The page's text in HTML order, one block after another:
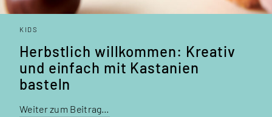
KIDS
Herbstlich willkommen: Kreativ
und einfach mit Kastanien
basteln
Weiter zum Beitrag…